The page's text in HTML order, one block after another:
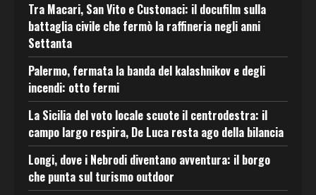
Tra Macari, San Vito e Custonaci: il docufilm sulla
battaglia civile che fermò la raffineria negli anni
Settanta
Palermo, fermata la banda del kalashnikov e degli
incendi: otto fermi
La Sicilia del voto locale scuote il centrodestra: il
campo largo respira, De Luca resta ago della bilancia
Longi, dove i Nebrodi diventano avventura: il borgo
che punta sul turismo outdoor